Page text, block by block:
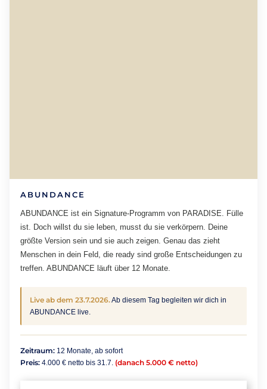
ABUNDANCE
ABUNDANCE ist ein Signature-Programm von PARADISE. Fülle
ist. Doch willst du sie leben, musst du sie verkörpern. Deine
größte Version sein und sie auch zeigen. Genau das zieht
Menschen in dein Feld, die ready sind große Entscheidungen zu
treffen. ABUNDANCE läuft über 12 Monate.
Live ab dem 23.7.2026.Ab diesem Tag begleiten wir dich in
ABUNDANCE live.
Zeitraum: 12 Monate, ab sofort
Preis: 4.000 € netto bis 31.7. (danach 5.000 € netto)